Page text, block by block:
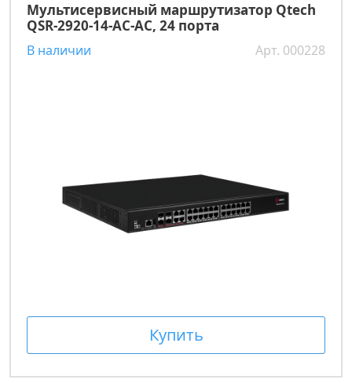
Мультисервисный маршрутизатор Qtech
QSR-2920-14-AC-AC, 24 порта
В наличии Арт. 000228
Купить